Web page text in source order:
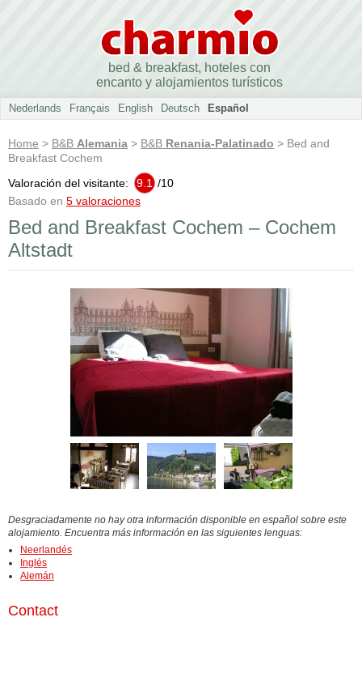
bed & breakfast, hoteles con
encanto y alojamientos turísticos
Nederlands Français English Deutsch Español
Home > B&B Alemania > B&B Renania-Palatinado > Bed and
Breakfast Cochem
Valoración del visitante:
9.1 /10
Basado en 5 valoraciones
Bed and Breakfast Cochem – Cochem
Altstadt
Desgraciadamente no hay otra información disponible en español sobre este
alojamiento. Encuentra más información en las siguientes lenguas:
Neerlandés
Inglés
Alemán
Contact